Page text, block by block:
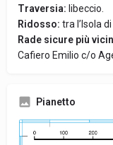
Traversia: libeccio.
Ridosso: tra l’Isola
Rade sicure più
Cafiero Emilio c/o
Pianetto